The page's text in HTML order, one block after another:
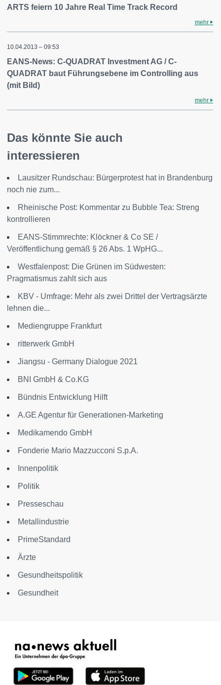
ARTS feiern 10 Jahre Real Time Track Record
mehr
10.04.2013 – 09:53
EANS-News: C-QUADRAT Investment AG / C-
QUADRAT baut Führungsebene im Controlling aus
(mit Bild)
mehr
Das könnte Sie auch
interessieren
Lausitzer Rundschau: Bürgerprotest hat in Brandenburg
noch nie zum...
Rheinische Post: Kommentar zu Bubble Tea: Streng
kontrollieren
EANS-Stimmrechte: Klöckner & Co SE /
Veröffentlichung gemäß § 26 Abs. 1 WpHG...
Westfalenpost: Die Grünen im Südwesten:
Pragmatismus zahlt sich aus
KBV - Umfrage: Mehr als zwei Drittel der Vertragsärzte
lehnen die...
Mediengruppe Frankfurt
ritterwerk GmbH
Jiangsu - Germany Dialogue 2021
BNI GmbH & Co.KG
Bündnis Entwicklung Hilft
A.GE Agentur für Generationen-Marketing
Medikamendo GmbH
Fonderie Mario Mazzucconi S.p.A.
Innenpolitik
Politik
Presseschau
Metallindustrie
PrimeStandard
Ärzte
Gesundheitspolitik
Gesundheit